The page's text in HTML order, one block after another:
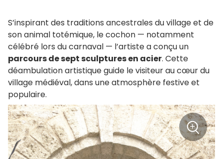
S’inspirant des traditions ancestrales du village et de
son animal totémique, le cochon — notamment
célébré lors du carnaval — l’artiste a conçu un
parcours de sept sculptures en acier. Cette
déambulation artistique guide le visiteur au cœur du
village médiéval, dans une atmosphère festive et
populaire.
Zoom
+